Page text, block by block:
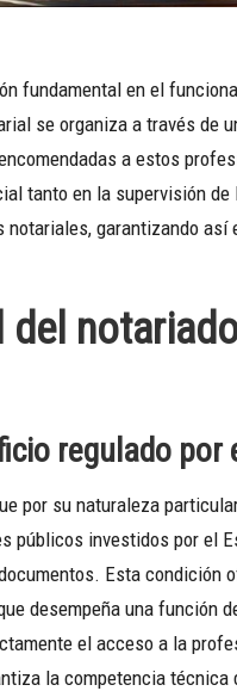
fundamental en el
se organiza a través de
a estos
tanto en la supervisión
garantizando
del
regulado por
por su naturaleza
públicos investidos por el
Esta condición
desempeña una función
el acceso a la
la competencia